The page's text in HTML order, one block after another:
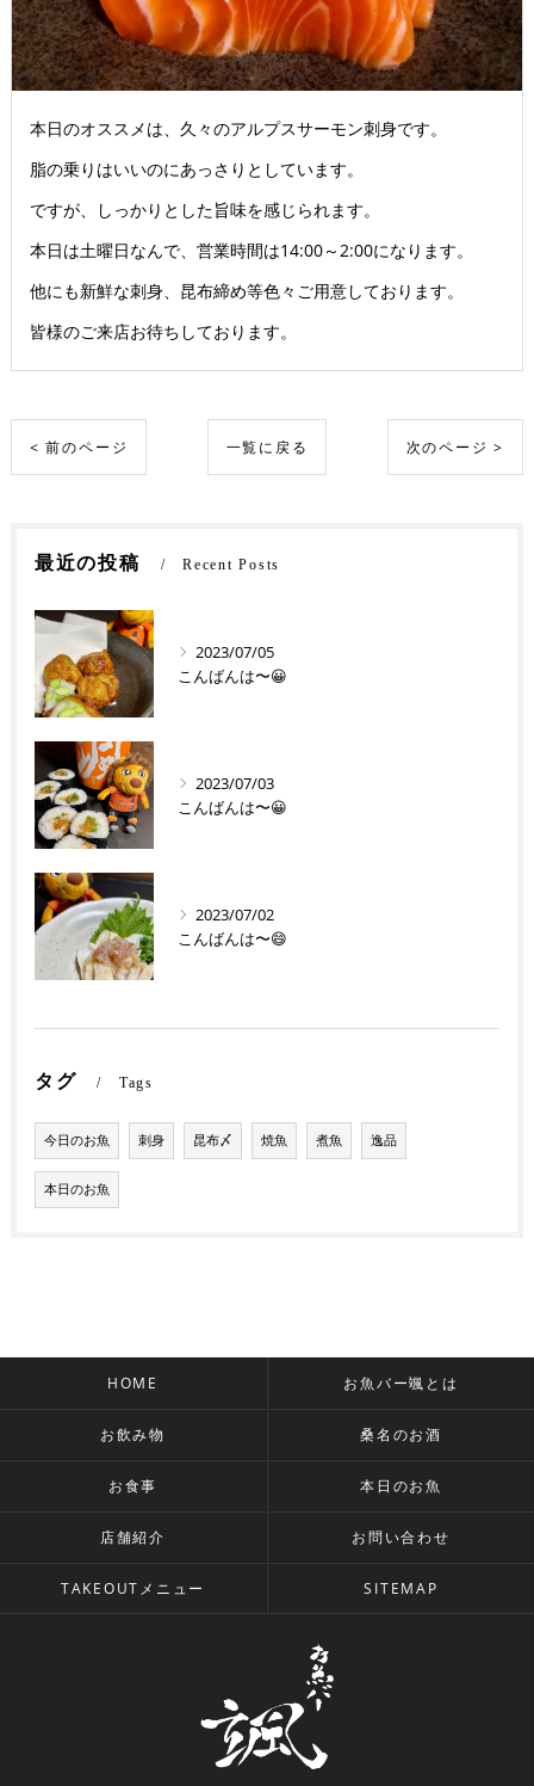
本日のオススメは、久々のアルプスサーモン刺身です。
脂の乗りはいいのにあっさりとしています。
ですが、しっかりとした旨味を感じられます。
本日は土曜日なんで、営業時間は14:00～2:00になります。
他にも新鮮な刺身、昆布締め等色々ご用意しております。
皆様のご来店お待ちしております。
< 前のページ 一覧に戻る 次のページ >
最近の投稿 Recent Posts
2023/07/05
こんばんは〜😀
2023/07/03
こんばんは〜😀
2023/07/02
こんばんは〜😄
タグ Tags
今日のお魚 刺身 昆布〆 焼魚 煮魚 逸品
本日のお魚
HOME お魚バー颯とは
お飲み物 桑名のお酒
お食事 本日のお魚
店舗紹介 お問い合わせ
TAKEOUTメニュー SITEMAP